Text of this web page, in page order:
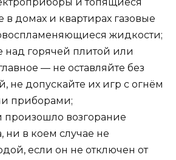
в домах и квартирах газовые
жидкости;
над горячей плитой или
— не оставляйте без
не допускайте их игр с огнём
приборами;
произошло возгорание
ни в коем случае не
если он не отключен от